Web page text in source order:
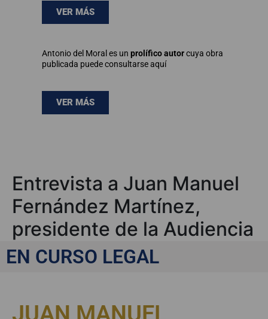
VER MÁS
Antonio del Moral es un prolífico autorcuya obra
publicada puede consultarse aquí
VER MÁS
Entrevista a Juan Manuel
Fernández Martínez,
presidente de la Audiencia
Nacional
EN CURSO LEGAL